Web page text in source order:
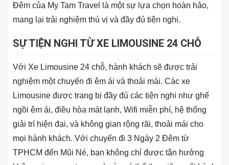
Đêm của My Tam Travel là một sự lựa chọn hoàn hảo,
mang lại trải nghiệm thú vị và đầy đủ tiện nghi.
SỰ TIỆN NGHI TỪ XE LIMOUSINE 24 CHỖ
Với Xe Limousine 24 chỗ, hành khách sẽ được trải
nghiệm một chuyến đi êm ái và thoải mái. Các xe
Limousine được trang bị đầy đủ các tiện nghi như ghế
ngồi êm ái, điều hòa mát lạnh, Wifi miễn phí, hệ thống
giải trí hiện đại, và không gian rộng rãi, thoải mái cho
mọi hành khách. Với chuyến đi 3 Ngày 2 Đêm từ
TPHCM đến Mũi Né, bạn không chỉ được tận hưởng